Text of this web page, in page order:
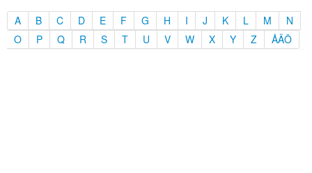
A B C D E F G H I J K L M
N
O
P Q R S T U V W X Y Z ÅÄÖ